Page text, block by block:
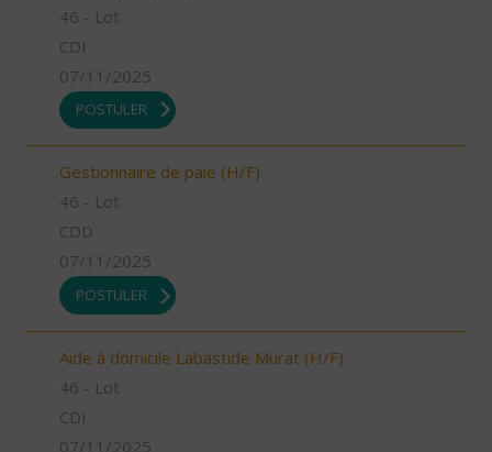
46 - Lot
CDI
07/11/2025
POSTULER
Gestionnaire de paie (H/F)
46 - Lot
CDD
07/11/2025
POSTULER
Aide à domicile Labastide Murat (H/F)
46 - Lot
CDI
07/11/2025